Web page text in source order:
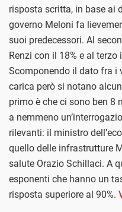
risposta scritta, in base ai
governo Meloni fa
suoi predecessori. Al
Renzi con il 18% e al terzo
Scomponendo il dato fra i
carica però si notano
primo è che ci sono ben 8
a nemmeno
rilevanti: il ministro
quello delle infrastrutture
salute Orazio Schillaci. A
esponenti che hanno un
risposta superiore al 90%.